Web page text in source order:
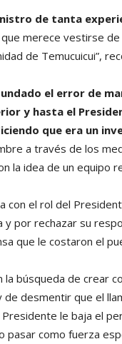
de tanta
que merece vestirse
de Temucuicui”,
el error de
y hasta el
que era un
a través de los
la idea de un equipo
con el rol del
y por rechazar su
que le costaron el
la búsqueda de crear
desmentir que el
Presidente le baja el
pasar como fuerza